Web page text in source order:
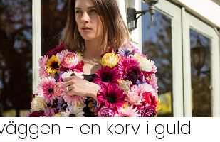
Arkiv
Kontakt
- en korv i guld